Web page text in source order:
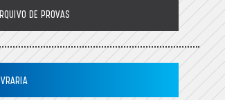
DE PROVAS